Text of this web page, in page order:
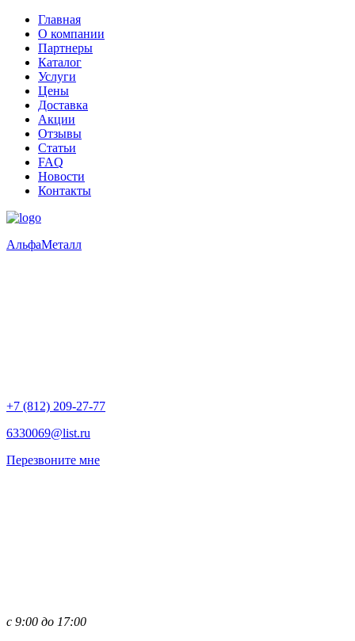
Главная
О компании
Партнеры
Каталог
Услуги
Цены
Доставка
Акции
Отзывы
Статьи
FAQ
Новости
Контакты
АльфаМеталл
+7 (812) 209-27-77
6330069@list.ru
Перезвоните мне
с 9:00 до 17:00